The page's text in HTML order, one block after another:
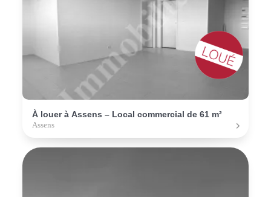
À louer à Assens – Local commercial de 61 m²
Assens